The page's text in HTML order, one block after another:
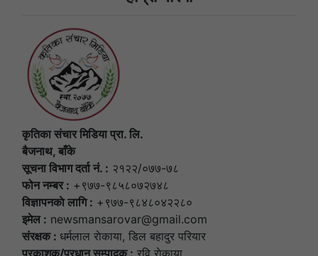
कृतिका संचार मिडिया प्रा. लि.
बैजनाथ, बाँके
सूचना विभाग दर्ता नं. : २१२२/०७७-७८
फोन नम्बर : +९७७-९८५८०७२७४८
विज्ञापनकाे लागि : +९७७-९८४८०४२२८०
इमेल : newsmansarovar@gmail.com
संरक्षक : धर्मलाल राेकाया, डिल बहादुर परियार
प्रकाशक/प्रधान सम्पादक : रवि राेकाया